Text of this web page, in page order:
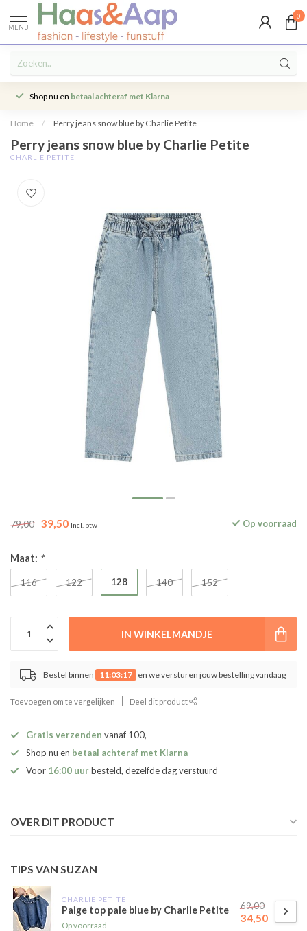
MENU
0
Shop nu en betaal achteraf met Klarna
Home / Perry jeans snow blue by Charlie Petite
Perry jeans snow blue by Charlie Petite
CHARLIE PETITE
79,00 39,50 Incl. btw Op voorraad
Maat: *
116 122 128 140 152
IN WINKELMANDJE
Bestel binnen 11:03:17 en we versturen jouw bestelling vandaag
Toevoegen om te vergelijken Deel dit product
Gratis verzenden vanaf 100,-
Shop nu en betaal achteraf met Klarna
Voor 16:00 uurbesteld, dezelfde dag verstuurd
OVER DIT PRODUCT
TIPS VAN SUZAN
CHARLIE PETITE
Paige top pale blue by Charlie Petite
Op voorraad
69,00
34,50